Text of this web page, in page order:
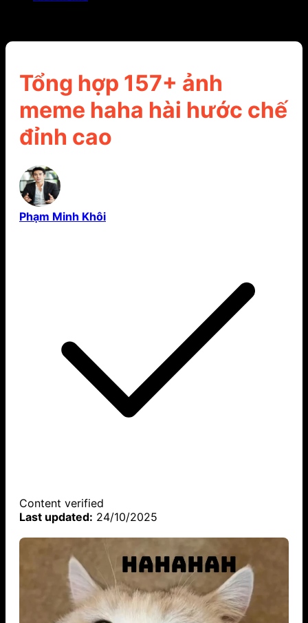
Tổng hợp 157+ ảnh
meme haha hài hước chế
đỉnh cao
Phạm Minh Khôi
Content verified
Last updated: 24/10/2025